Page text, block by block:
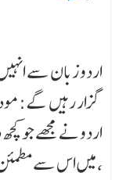
اردو زبان سے
گزار رہیں
اردو نے مجھے جو
،میں اس سے